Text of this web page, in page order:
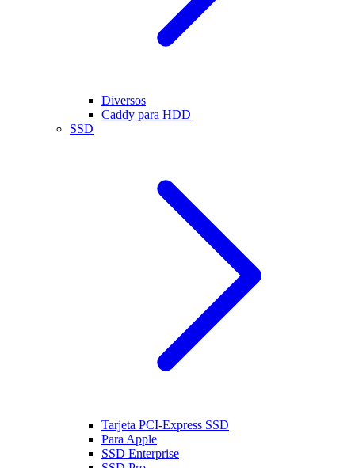
Diversos
Caddy para HDD
SSD
Tarjeta PCI-Express SSD
Para Apple
SSD Enterprise